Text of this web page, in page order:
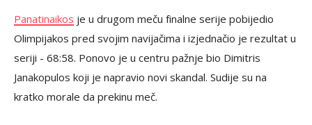
Panatinaikos je u drugom meču finalne serije pobijedio
Olimpijakos pred svojim navijačima i izjednačio je rezultat u
seriji - 68:58. Ponovo je u centru pažnje bio Dimitris
Janakopulos koji je napravio novi skandal. Sudije su na
kratko morale da prekinu meč.